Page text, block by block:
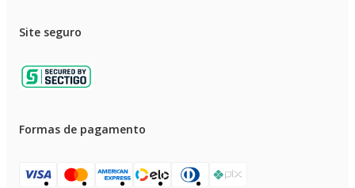
Site seguro
Formas de pagamento